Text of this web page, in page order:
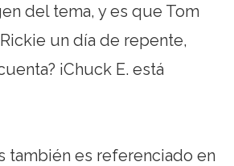
del tema, y es que Tom
un día de repente,
¡Chuck E. está
también es referenciado en